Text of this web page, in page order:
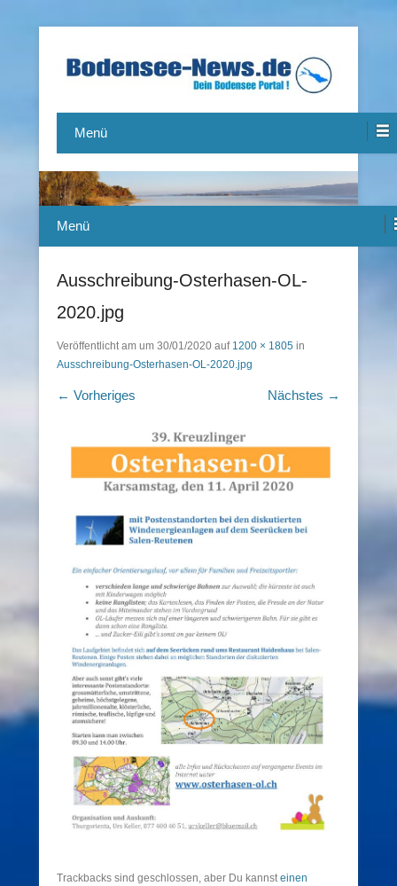
Bodensee-News.de
Menü
Menü
Ausschreibung-Osterhasen-OL-
2020.jpg
Veröffentlicht am um 30/01/2020 auf 1200 × 1805 in
Ausschreibung-Osterhasen-OL-2020.jpg
← Vorheriges Nächstes →
Trackbacks sind geschlossen, aber Du kannsteinen